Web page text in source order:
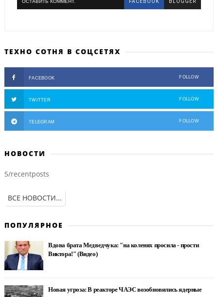
ОСТАВИТЬ КОММЕНТ. FACEBOOK BLOGGER
ТЕХНО СОТНЯ В СОЦСЕТЯХ
FACEBOOK FOLLOW
TWITTER FOLLOW
TELEGRAM FOLLOW
НОВОСТИ
5/recentposts
ВСЕ НОВОСТИ...
ПОПУЛЯРНОЕ
Вдова брата Медведчука: "на коленях просила - прости
Виктора!" (Видео)
Новая угроза: В реакторе ЧАЭС возобновились ядерные